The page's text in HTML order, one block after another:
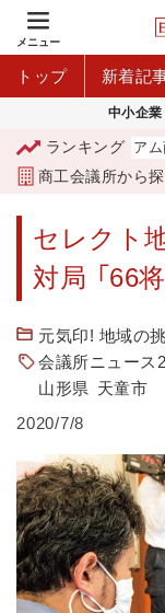
メニュー
トップ 新着記
中小企業
ランキング
「青森市プレミアム商
商工会議所から
セレクト
対局 「66
元気印! 地域の
会議所ニュース
山形県 天童市
2020/7/8